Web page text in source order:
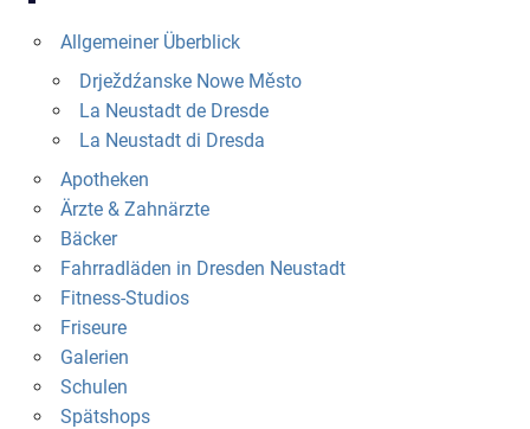
Allgemeiner Überblick
Drježdźanske Nowe Město
La Neustadt de Dresde
La Neustadt di Dresda
Apotheken
Ärzte & Zahnärzte
Bäcker
Fahrradläden in Dresden Neustadt
Fitness-Studios
Friseure
Galerien
Schulen
Spätshops